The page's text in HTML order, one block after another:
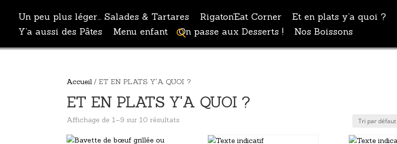
Un peu plus léger… Salades & Tartares Rigaton’Eat Corner Et en plats y’a quoi ?
Y’a aussi des Pâtes
Menu enfant On passe aux Desserts ! Nos Boissons
Accueil / ET EN PLATS Y'A QUOI ?
ET EN PLATS Y'A QUOI ?
Affichage de 1–9 sur 10 résultats